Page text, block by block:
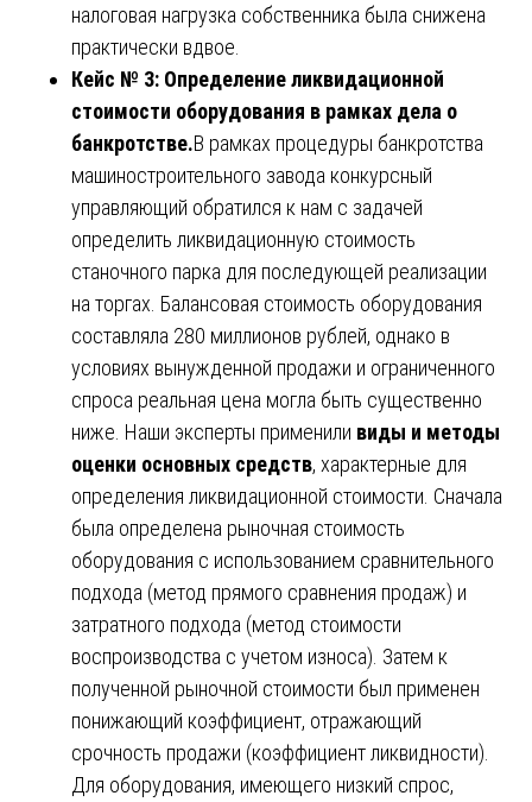
налоговая нагрузка собственника была снижена
практически вдвое.
Кейс № 3: Определение ликвидационной
стоимости оборудования в рамках дела о
банкротстве.В рамках процедуры банкротства
машиностроительного завода конкурсный
управляющий обратился к нам с задачей
определить ликвидационную стоимость
станочного парка для последующей реализации
на торгах. Балансовая стоимость оборудования
составляла 280 миллионов рублей, однако в
условиях вынужденной продажи и ограниченного
спроса реальная цена могла быть существенно
ниже. Наши эксперты применили виды и методы
оценки основных средств, характерные для
определения ликвидационной стоимости. Сначала
была определена рыночная стоимость
оборудования с использованием сравнительного
подхода (метод прямого сравнения продаж) и
затратного подхода (метод стоимости
воспроизводства с учетом износа). Затем к
полученной рыночной стоимости был применен
понижающий коэффициент, отражающий
срочность продажи (коэффициент ликвидности).
Для оборудования, имеющего низкий спрос,